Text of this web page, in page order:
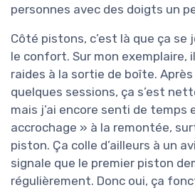
personnes avec des doigts un
Côté pistons, c’est là que ça se
le confort. Sur mon exemplaire,
raides à la sortie de boîte.
quelques sessions, ça s’est
mais j’ai encore senti de temps
accrochage » à la remontée,
piston. Ça colle d’ailleurs à un
signale que le premier piston
régulièrement. Donc oui, ça